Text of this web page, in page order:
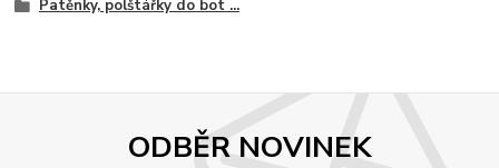
Patěnky, polštářky do bot ...
ODBĚR NOVINEK